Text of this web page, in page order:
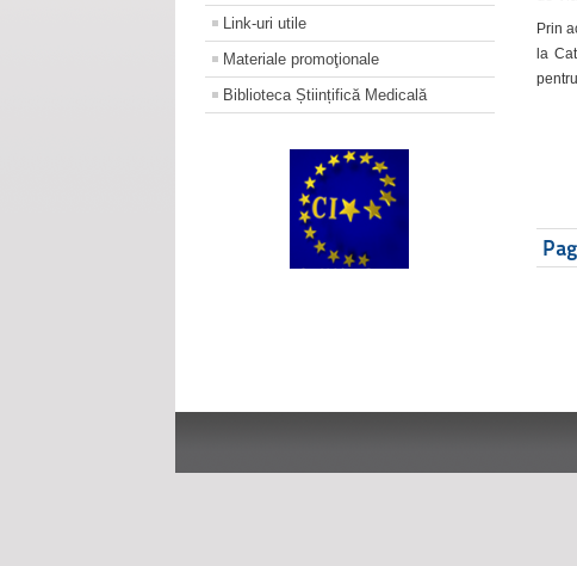
Link-uri utile
Materiale promoţionale
Biblioteca Științifică Medicală
Prin
la